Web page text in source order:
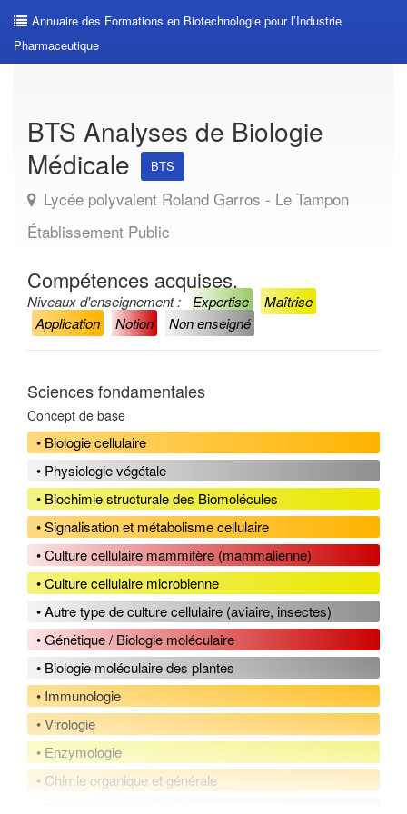
Annuaire des Formations en Biotechnologie pour l’Industrie
Pharmaceutique
BTS Analyses de Biologie
Médicale
BTS
Lycée polyvalent Roland Garros - Le Tampon
Établissement Public
Compétences acquises.
Niveaux d'enseignement : Expertise
Maîtrise
Application
Notion Non enseigné
Sciences fondamentales
Concept de base
• Biologie cellulaire
• Physiologie végétale
• Biochimie structurale des Biomolécules
• Signalisation et métabolisme cellulaire
• Culture cellulaire mammifère (mammalienne)
• Culture cellulaire microbienne
• Autre type de culture cellulaire (aviaire, insectes)
• Génétique / Biologie moléculaire
• Biologie moléculaire des plantes
• Immunologie
• Virologie
• Enzymologie
• Chimie organique et générale